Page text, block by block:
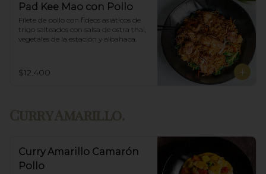
Pad Kee Mao con Pollo
Filete de pollo con fideos asiáticos de
trigo salteados con salsa de ostra thai,
vegetales de la estación y albahaca.
$12.400
Curry Amarillo.
Curry Amarillo Camarón
Pollo